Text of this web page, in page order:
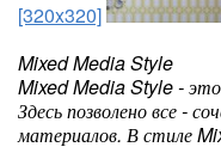
[320x320]
Mixed Media Style
Mixed Media Style - это
Здесь позволено все -
материалов. В стиле